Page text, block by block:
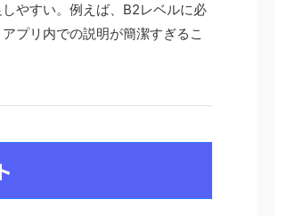
やすい。例えば、B2レベルに必
プリ内での説明が簡潔すぎるこ